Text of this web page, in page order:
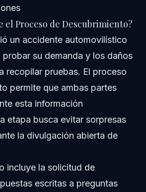
el Proceso de Descubrimiento?
un accidente automovilístico
probar su demanda y los daños
recopilar pruebas. El proceso
permite que ambas partes
esta información
etapa busca evitar sorpresas
la divulgación abierta de
incluye la solicitud de
escritas a preguntas